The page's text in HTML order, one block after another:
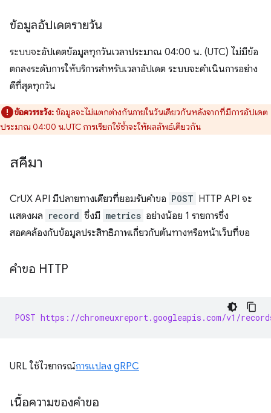
ข้อมูลอัปเดตรายวัน
ระบบจะอัปเดตข้อมูลทุกวันเวลาประมาณ 04:00 น. (UTC) ไม่มีข้อ
ตกลงระดับการให้บริการสำหรับเวลาอัปเดต ระบบจะดำเนินการอย่าง
ดีที่สุดทุกวัน
ข้อควรระวัง:ข้อมูลจะไม่แตกต่างกันภายในวันเดียวกันหลังจากที่มีการอัปเดต
ประมาณ 04:00 น.UTC การเรียกใช้ซ้ำจะให้ผลลัพธ์เดียวกัน
สคีมา
CrUX API มีปลายทางเดียวที่ยอมรับคำขอ POST HTTP API จะ
แสดงผล record ซึ่งมี metrics อย่างน้อย 1 รายการซึ่ง
สอดคล้องกับข้อมูลประสิทธิภาพเกี่ยวกับต้นทางหรือหน้าเว็บที่ขอ
คำขอ HTTP
POST https://chromeuxreport.googleapis.com/v1/
URL ใช้ไวยากรณ์การแปลง gRPC
เนื้อความของคำขอ